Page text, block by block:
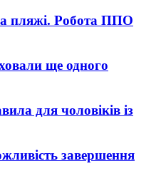
пляжі. Робота ППО
ще одного
для чоловіків із
завершення